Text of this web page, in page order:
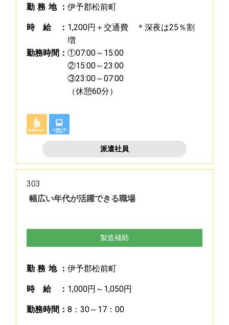
勤 務 地 ： 伊予郡松前町
時 給 ： 1,200円＋交通費 ＊深夜は25％割
増
勤務時間 ： ①07:00～15:00
②15:00～23:00
③23:00～07:00
（休憩60分）
派遣社員
303
幅広い年代が活躍できる職場
製造補助
勤 務 地 ： 伊予郡松前町
時 給 ： 1,000円～1,050円
勤務時間 ： 8：30～17：00